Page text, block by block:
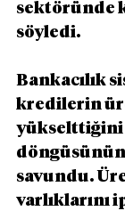
sektöründe
söyledi.
Bankacılık
kredilerin
yükselttiğini
savundu.
varlıklarını